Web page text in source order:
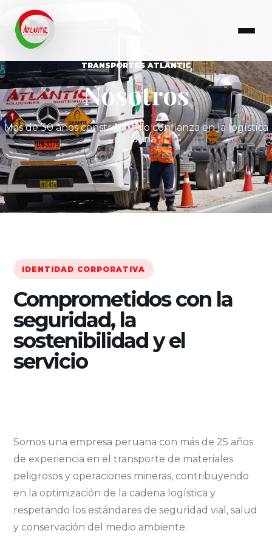
TRANSPORTES ATLANTIC
Nosotros
Más de 30 años construyendo confianza en la logística
peruana.
IDENTIDAD CORPORATIVA
Comprometidos con la
seguridad, la
sostenibilidad y el
servicio
Somos una empresa peruana con más de 25 años
de experiencia en el transporte de materiales
peligrosos y operaciones mineras, contribuyendo
en la optimización de la cadena logística y
respetando los estándares de seguridad vial, salud
y conservación del medio ambiente.